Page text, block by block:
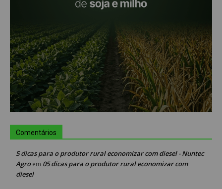
Comentários
5 dicas para o produtor rural economizar com diesel - Nuntec
Agroem 05 dicas para o produtor rural economizar com
diesel